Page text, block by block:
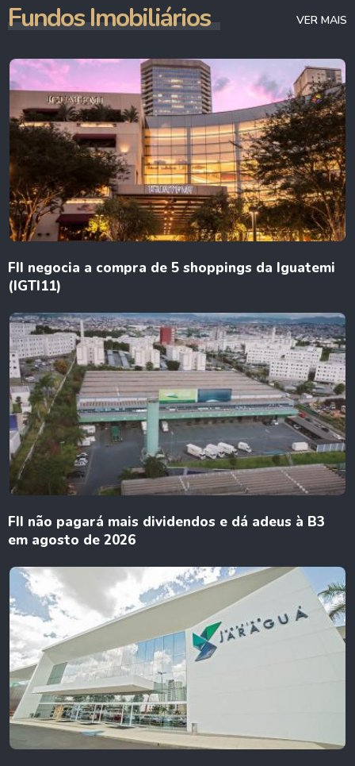
Fundos Imobiliários VER MAIS
FII negocia a compra de 5 shoppings da Iguatemi
(IGTI11)
FII não pagará mais dividendos e dá adeus à B3
em agosto de 2026